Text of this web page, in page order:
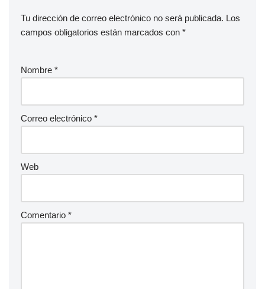
Tu dirección de correo electrónico no será publicada. Los
campos obligatorios están marcados con *
Nombre *
Correo electrónico *
Web
Comentario *